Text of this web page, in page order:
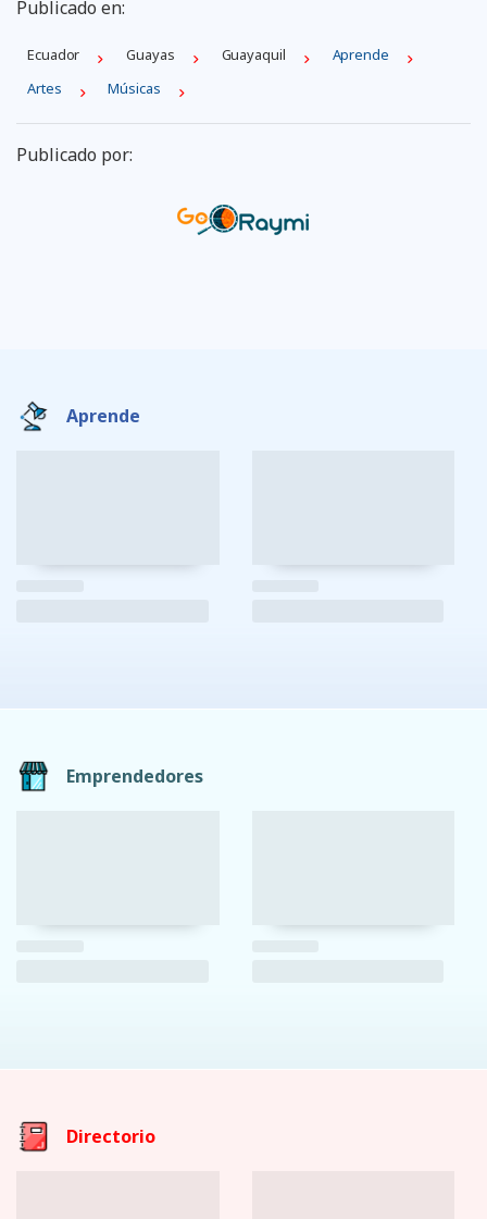
Publicado en:
Ecuador Guayas Guayaquil
Aprende
Artes
Músicas
Publicado por:
Aprende
Emprendedores
Directorio